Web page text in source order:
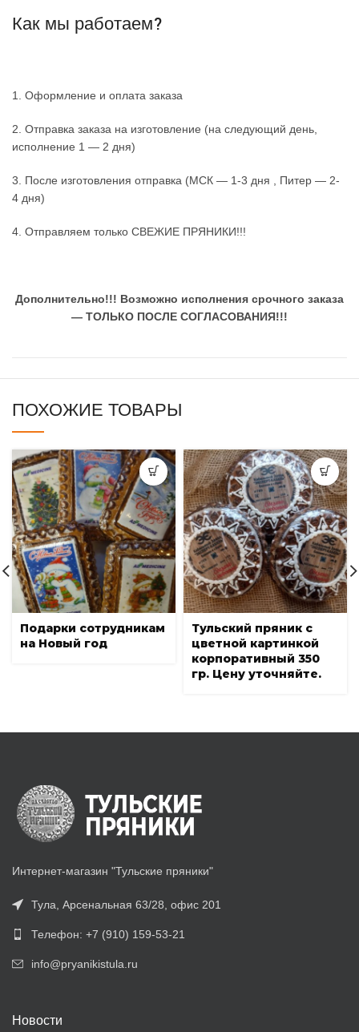
Как мы работаем?
1. Оформление и оплата заказа
2. Отправка заказа на изготовление (на следующий день,
исполнение 1 — 2 дня)
3. После изготовления отправка (МСК — 1-3 дня , Питер — 2-
4 дня)
4. Отправляем только СВЕЖИЕ ПРЯНИКИ!!!
Дополнительно!!! Возможно исполнения срочного заказа
— ТОЛЬКО ПОСЛЕ СОГЛАСОВАНИЯ!!!
ПОХОЖИЕ ТОВАРЫ
Подарки сотрудникам
на Новый год
Тульский пряник с
цветной картинкой
корпоративный 350
гр. Цену уточняйте.
Интернет-магазин "Тульские пряники"
Тула, Арсенальная 63/28, офис 201
Телефон: +7 (910) 159-53-21
info@pryanikistula.ru
Новости